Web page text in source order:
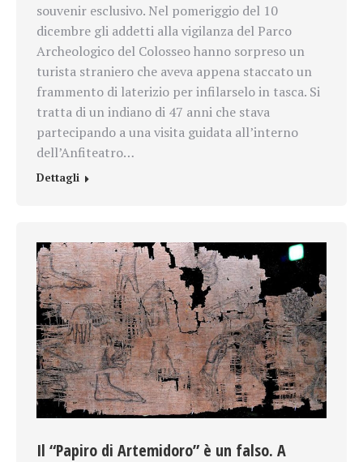
souvenir esclusivo. Nel pomeriggio del 10
dicembre gli addetti alla vigilanza del Parco
Archeologico del Colosseo hanno sorpreso un
turista straniero che aveva appena staccato un
frammento di laterizio per infilarselo in tasca. Si
tratta di un indiano di 47 anni che stava
partecipando a una visita guidata all’interno
dell’Anfiteatro…
Dettagli
Il “Papiro di Artemidoro” è un falso. A